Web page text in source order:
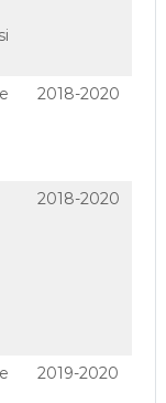
2018-2020
2018-2020
2019-2020